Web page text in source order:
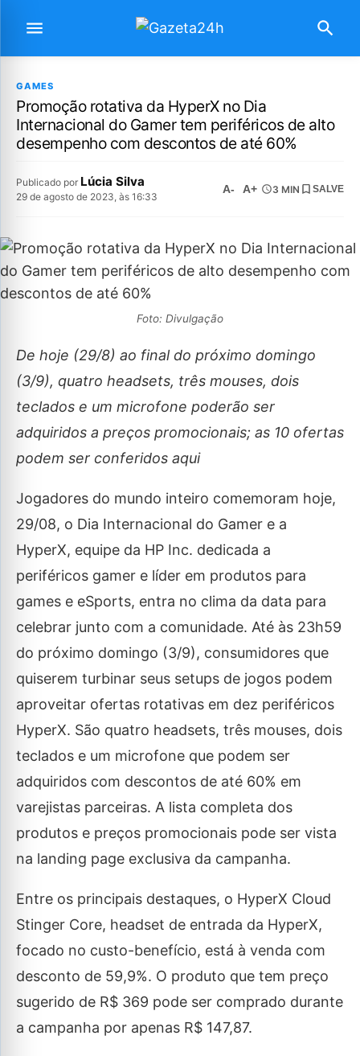
GAMES
Promoção rotativa da HyperX no Dia
Internacional do Gamer tem periféricos de alto
desempenho com descontos de até 60%
Publicado por Lúcia Silva
29 de agosto de 2023, às 16:33
A- A+ 3 MIN SALVE
Foto: Divulgação
De hoje (29/8) ao final do próximo domingo
(3/9), quatro headsets, três mouses, dois
teclados e um microfone poderão ser
adquiridos a preços promocionais; as 10 ofertas
podem ser conferidos aqui
Jogadores do mundo inteiro comemoram hoje,
29/08, o Dia Internacional do Gamer e a
HyperX, equipe da HP Inc. dedicada a
periféricos gamer e líder em produtos para
games e eSports, entra no clima da data para
celebrar junto com a comunidade. Até às 23h59
do próximo domingo (3/9), consumidores que
quiserem turbinar seus setups de jogos podem
aproveitar ofertas rotativas em dez periféricos
HyperX. São quatro headsets, três mouses, dois
teclados e um microfone que podem ser
adquiridos com descontos de até 60% em
varejistas parceiras. A lista completa dos
produtos e preços promocionais pode ser vista
na landing page exclusiva da campanha.
Entre os principais destaques, o HyperX Cloud
Stinger Core, headset de entrada da HyperX,
focado no custo-benefício, está à venda com
desconto de 59,9%. O produto que tem preço
sugerido de R$ 369 pode ser comprado durante
a campanha por apenas R$ 147,87.